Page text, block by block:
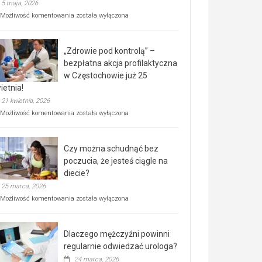
5 maja, 2026
Możliwość komentowania Rusza
rehabilitacji
dla
seniorów!
została wyłączona
„Zdrowie pod kontrolą” –
bezpłatna akcja profilaktyczna
w Częstochowie już 25
21 kwietnia, 2026
Możliwość komentowania „Zdrowie
bezpłatna
akcja
profilaktyczna
w
już
kwietnia!
została wyłączona
Czy można schudnąć bez
poczucia, że jesteś ciągle na
diecie?
25 marca, 2026
Możliwość komentowania Czy
poczucia,
że
została wyłączona
Dlaczego mężczyźni powinni
regularnie odwiedzać urologa?
24 marca, 2026